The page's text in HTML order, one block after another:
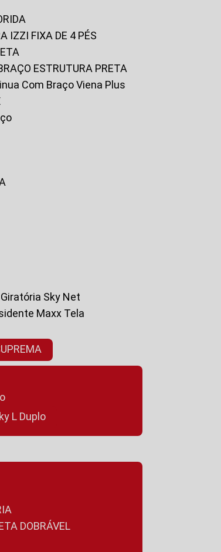
IZZI FIXA DE 4 PÉS
ESTRUTURA PRETA
Com Braço Viena Plus
Sky Net
Maxx Tela
L Duplo
DOBRÁVEL